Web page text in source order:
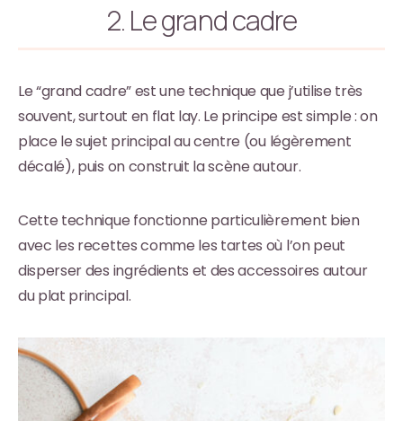
2. Le grand cadre
Le “grand cadre” est une technique que j’utilise très
souvent, surtout en flat lay. Le principe est simple : on
place le sujet principal au centre (ou légèrement
décalé), puis on construit la scène autour.
Cette technique fonctionne particulièrement bien
avec les recettes comme les tartes où l’on peut
disperser des ingrédients et des accessoires autour
du plat principal.